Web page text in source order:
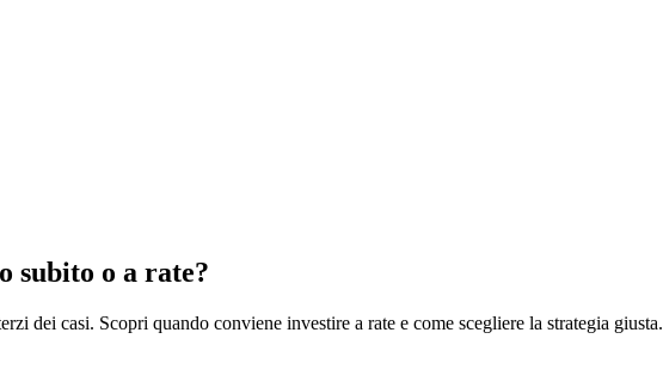
subito o a rate?
dei casi. Scopri quando conviene investire a rate e come scegliere la strategia giusta.